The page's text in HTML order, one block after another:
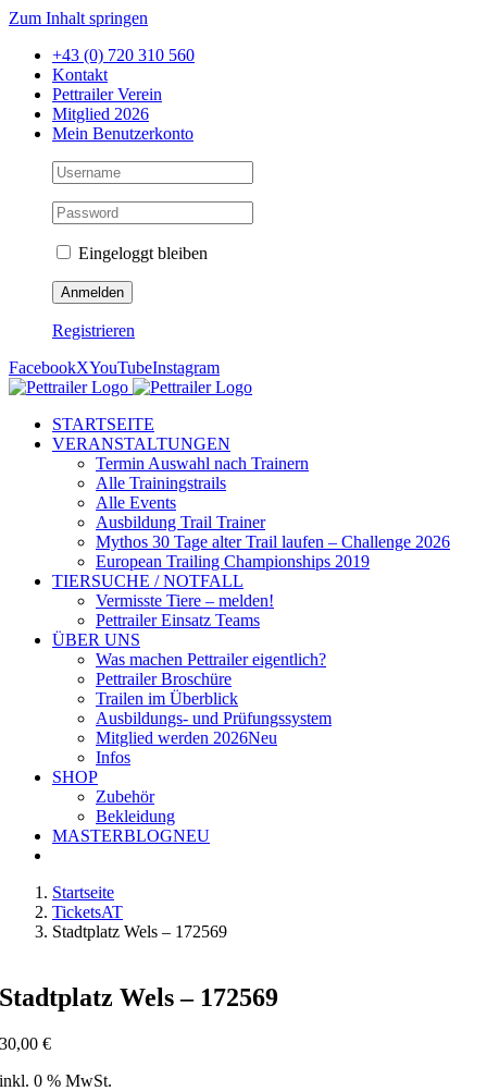
Zum Inhalt springen
+43 (0) 720 310 560
Kontakt
Pettrailer Verein
Mitglied 2026
Mein Benutzerkonto
Eingeloggt bleiben
Registrieren
FacebookXYouTubeInstagram
STARTSEITE
VERANSTALTUNGEN
Termin Auswahl nach Trainern
Alle Trainingstrails
Alle Events
Ausbildung Trail Trainer
Mythos 30 Tage alter Trail laufen – Challenge 2026
European Trailing Championships 2019
TIERSUCHE / NOTFALL
Vermisste Tiere – melden!
Pettrailer Einsatz Teams
ÜBER UNS
Was machen Pettrailer eigentlich?
Pettrailer Broschüre
Trailen im Überblick
Ausbildungs- und Prüfungssystem
Mitglied werden 2026Neu
Infos
SHOP
Zubehör
Bekleidung
MASTERBLOGNEU
Startseite
TicketsAT
Stadtplatz Wels – 172569
Stadtplatz Wels – 172569
30,00€
inkl. 0 % MwSt.